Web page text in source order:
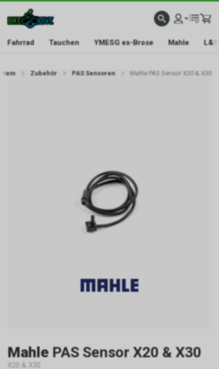
Fahrrad Tauchen YMESG ex-Brose Mahle
Zubehör PAS Sensoren Mahle PAS Sensor X20 & X30
Mahle PAS Sensor X20 & X30
X20 & X30